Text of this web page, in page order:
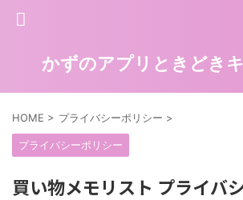
かずのアプリときどき
HOME > プライバシーポリシー >
プライバシーポリシー
買い物メモリスト プライバ